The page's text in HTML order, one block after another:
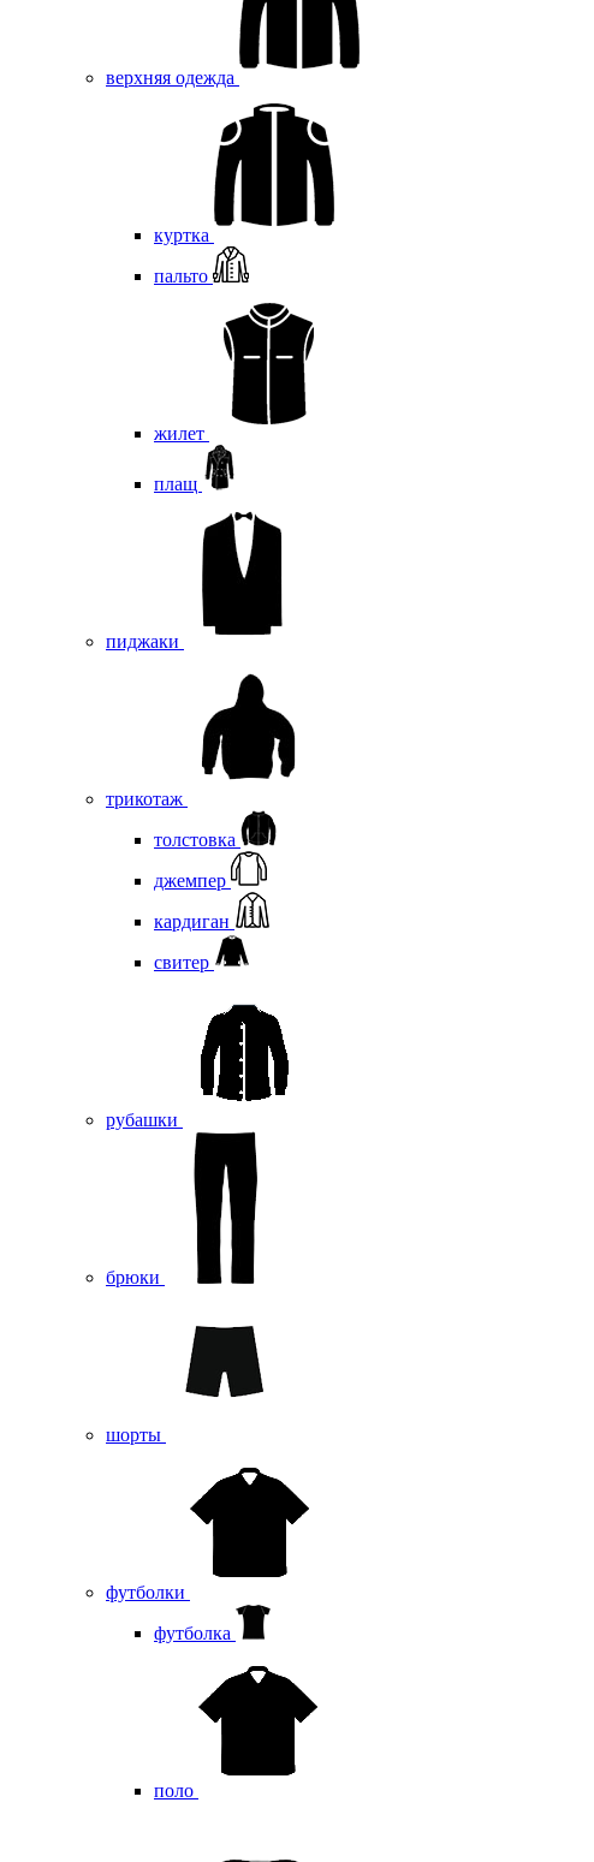
верхняя одежда
куртка
пальто
жилет
плащ
пиджаки
трикотаж
толстовка
джемпер
кардиган
свитер
рубашки
брюки
шорты
футболки
футболка
поло